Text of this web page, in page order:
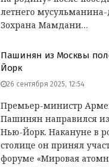
летнего
Зохрана Мамдани…
Пашинян из Москвы
Йорк
26 сентября 2025, 12:54
Премьер-министр
Пашинян направился
Нью-Йорк. Накануне в
столице он принял
форуме «Мировая